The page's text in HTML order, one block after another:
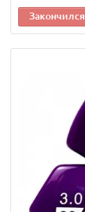
Закончился